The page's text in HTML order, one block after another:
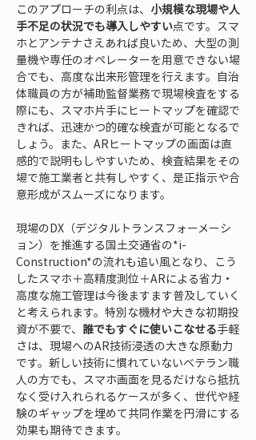
このアプローチの利点は、 小規模な現場や人
手不足の状況でも導入しやすい点です。スマ
ホとアンテナさえあれば良いため、大型の測
量機や専任のオペレーターを用意できない場
合でも、高度な出来形管理を行えます。自治
体職員の方が補助監督業務で現場検査をする
際にも、スマホ片手にヒートマップを確認で
きれば、迅速かつ的確な検査が可能となるで
しょう。また、ARヒートマップの画面は直
感的で説明もしやすいため、検査結果をその
場で施工業者と共有しやすく、是正指示や合
意形成がスムーズになります。
現場のDX（デジタルトランスフォーメーシ
ョン）を推進する国土交通省の*i-
Construction*の流れも追い風となり、こう
したスマホ＋高精度測位＋ARによる省力・
高度な施工管理は今後ますます普及していく
と考えられます。特別な機材や大きな初期投
資が不要で、 誰でもすぐに使いこなせる手軽
さは、現場へのAR技術浸透の大きな原動力
です。新しい技術に慣れていないベテラン職
人の方でも、スマホ画面を見るだけなら抵抗
なく受け入れられるケースが多く、世代や経
験のギャップを埋めて共同作業を円滑にする
効果も期待できます。